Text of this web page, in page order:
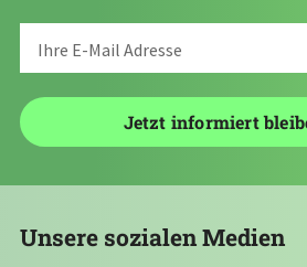
Unsere sozialen Medien